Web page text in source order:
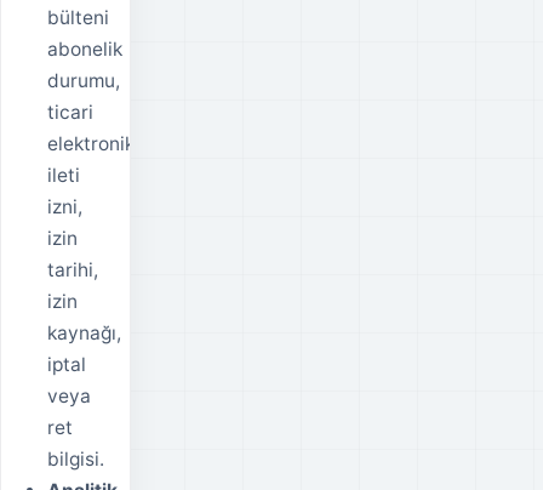
bülteni
abonelik
durumu,
ticari
elektronik
ileti
izni,
izin
tarihi,
izin
kaynağı,
iptal
veya
ret
bilgisi.